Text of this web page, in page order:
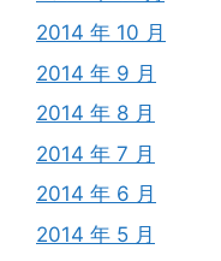
2014 年 10 月
2014 年 9 月
2014 年 8 月
2014 年 7 月
2014 年 6 月
2014 年 5 月